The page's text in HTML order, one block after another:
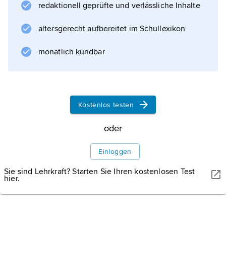
Informationen zum Artikel
redaktionell geprüfte und verlässliche Inhalte
altersgerecht aufbereitet im Schullexikon
monatlich kündbar
Kostenlos testen
oder
Einloggen
Sie sind Lehrkraft? Starten Sie Ihren kostenlosen Test
hier.